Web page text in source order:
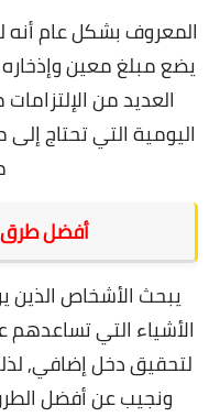
المعروف بشكل عام
يضع مبلغ معين وإذخاره
العديد من الإلتزامات
اليومية التي تحتاج
أفضل طرق
يبحث الأشخاص الذين
الأشياء التي تساعدهم
لتحقيق دخل إضافي,
ونجيب عن أفضل الطرق